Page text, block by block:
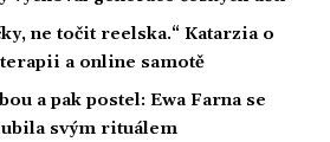
ne točit reelska.“ Katarzia o
a online samotě
a pak postel: Ewa Farna se
svým rituálem